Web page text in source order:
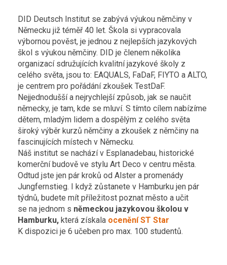
DID Deutsch Institut se zabývá výukou němčiny v
Německu již téměř 40 let. Škola si vypracovala
výbornou pověst, je jednou z nejlepších jazykových
škol s výukou němčiny. DID je členem několika
organizací sdružujících kvalitní jazykové školy z
celého světa, jsou to: EAQUALS, FaDaF, FIYTO a ALTO,
je centrem pro pořádání zkoušek TestDaF.
Nejjednodušší a nejrychlejší způsob, jak se naučit
německy, je tam, kde se mluví. S tímto cílem nabízíme
dětem, mladým lidem a dospělým z celého světa
široký výběr kurzů němčiny a zkoušek z němčiny na
fascinujících místech v Německu.
Náš institut se nachází v Esplanadebau, historické
komerční budově ve stylu Art Deco v centru města.
Odtud jste jen pár kroků od Alster a promenády
Jungfernstieg. I když zůstanete v Hamburku jen pár
týdnů, budete mít příležitost poznat město a učit
se na jednom s německou jazykovou školou v
Hamburku, která získala ocenění ST Star
K dispozici je 6 učeben pro max. 100 studentů.